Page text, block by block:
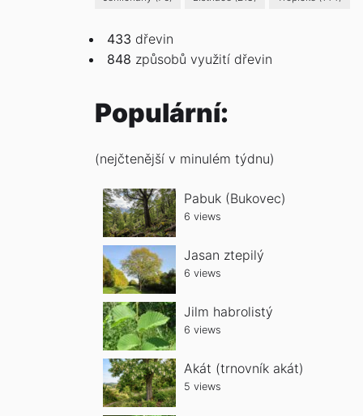
433 dřevin
848 způsobů využití dřevin
Populární:
(nejčtenější v minulém týdnu)
Pabuk (Bukovec)
6 views
Jasan ztepilý
6 views
Jilm habrolistý
6 views
Akát (trnovník akát)
5 views